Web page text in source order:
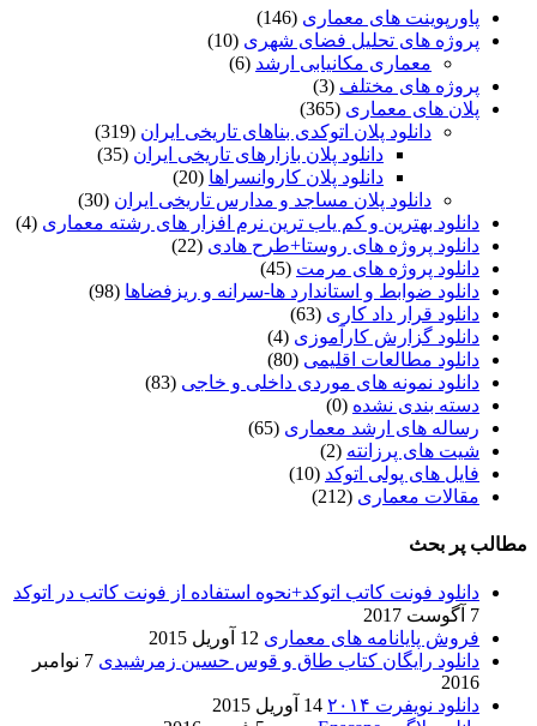
پاورپوینت های معماری (146)
پروژه های تحلیل فضای شهری (10)
معماری مکانیابی ارشد (6)
پروژه های مختلف (3)
پلان های معماری (365)
دانلود پلان اتوکدی بناهای تاریخی ایران (319)
دانلود پلان بازارهای تاریخی ایران (35)
دانلود پلان کاروانسراها (20)
دانلود پلان مساجد و مدارس تاریخی ایران (30)
دانلود بهترین و کم یاب ترین نرم افزار های رشته معماری (4)
دانلود پروژه های روستا+طرح هادی (22)
دانلود پروژه های مرمت (45)
دانلود ضوابط و استاندارد ها-سرانه و ریزفضاها (98)
دانلود قرار داد کاری (63)
دانلود گزارش کارآموزی (4)
دانلود مطالعات اقلیمی (80)
دانلود نمونه های موردی داخلی و خاجی (83)
دسته بندی نشده (0)
رساله های ارشد معماری (65)
شیت های پرزانته (2)
فایل های پولی اتوکد (10)
مقالات معماری (212)
مطالب پر بحث
دانلود فونت کاتب اتوکد+نحوه استفاده از فونت کاتب در اتوکد
7 آگوست 2017
فروش پایانامه های معماری 12 آوریل 2015
دانلود رایگان کتاب طاق و قوس حسین زمرشیدی
7 نوامبر
2016
دانلود نویفرت ۲۰۱۴
14 آوریل 2015